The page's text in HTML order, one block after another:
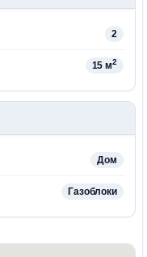
2
15 м2
Дом
Газоблоки